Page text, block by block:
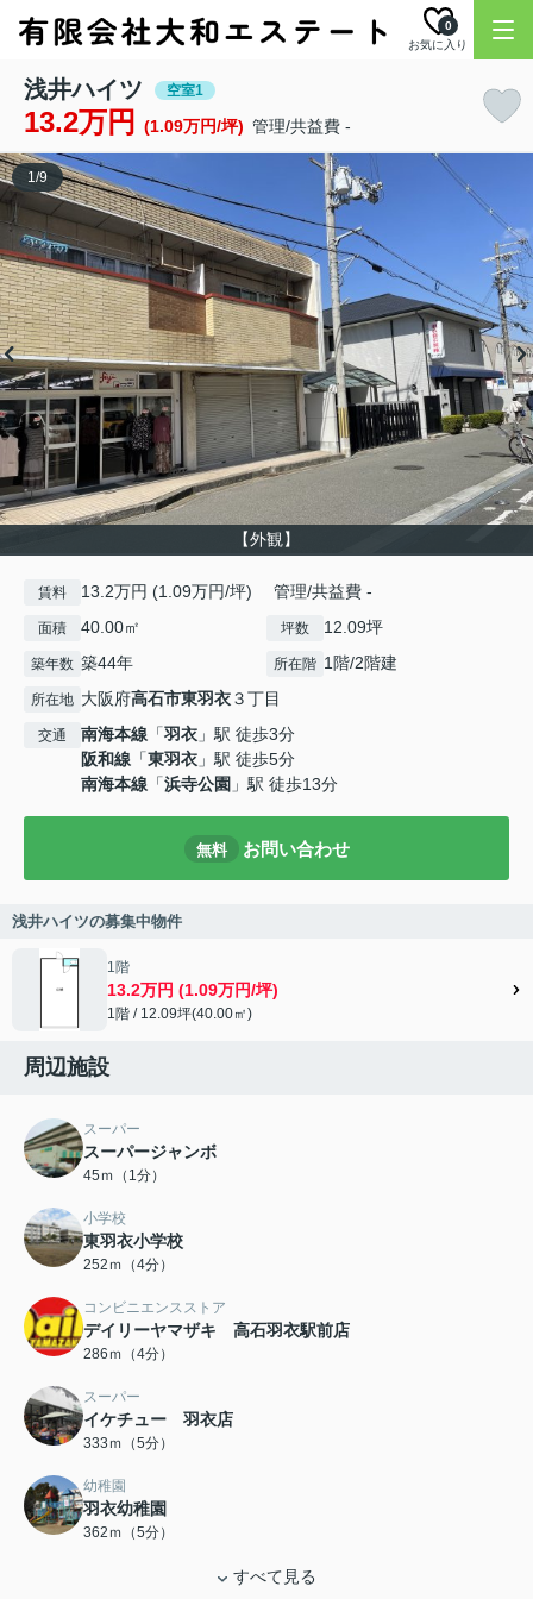
お気に入り
0
浅井ハイツ 空室1
13.2万円 (1.09万円/坪) 管理/共益費 -
【外観】
1/9
賃料 13.2万円 (1.09万円/坪) 管理/共益費 -
面積 40.00㎡ 坪数 12.09坪
築年数 築44年 所在階 1階/2階建
所在地 大阪府高石市東羽衣３丁目
交通 南海本線 「羽衣 」駅 徒歩3分
阪和線 「東羽衣 」駅 徒歩5分
南海本線 「浜寺公園 」駅 徒歩13分
無料 お問い合わせ
浅井ハイツの募集中物件
1階
13.2万円 (1.09万円/坪)
1階 / 12.09坪(40.00㎡)
周辺施設
スーパー
スーパージャンボ
45ｍ（1分）
小学校
東羽衣小学校
252ｍ（4分）
コンビニエンスストア
デイリーヤマザキ 高石羽衣駅前店
286ｍ（4分）
スーパー
イケチュー 羽衣店
333ｍ（5分）
幼稚園
羽衣幼稚園
362ｍ（5分）
すべて見る